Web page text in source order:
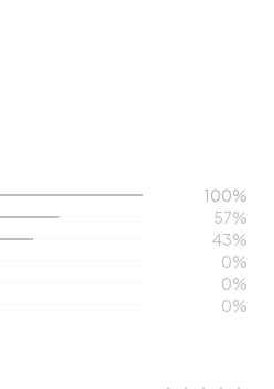
100%
57%
43%
0%
0%
0%